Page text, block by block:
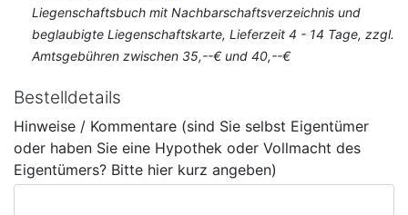
Liegenschaftsbuch mit Nachbarschaftsverzeichnis und
beglaubigte Liegenschaftskarte, Lieferzeit 4 - 14 Tage, zzgl.
Amtsgebühren zwischen 35,--€ und 40,--€
Bestelldetails
Hinweise / Kommentare (sind Sie selbst Eigentümer
oder haben Sie eine Hypothek oder Vollmacht des
Eigentümers? Bitte hier kurz angeben)